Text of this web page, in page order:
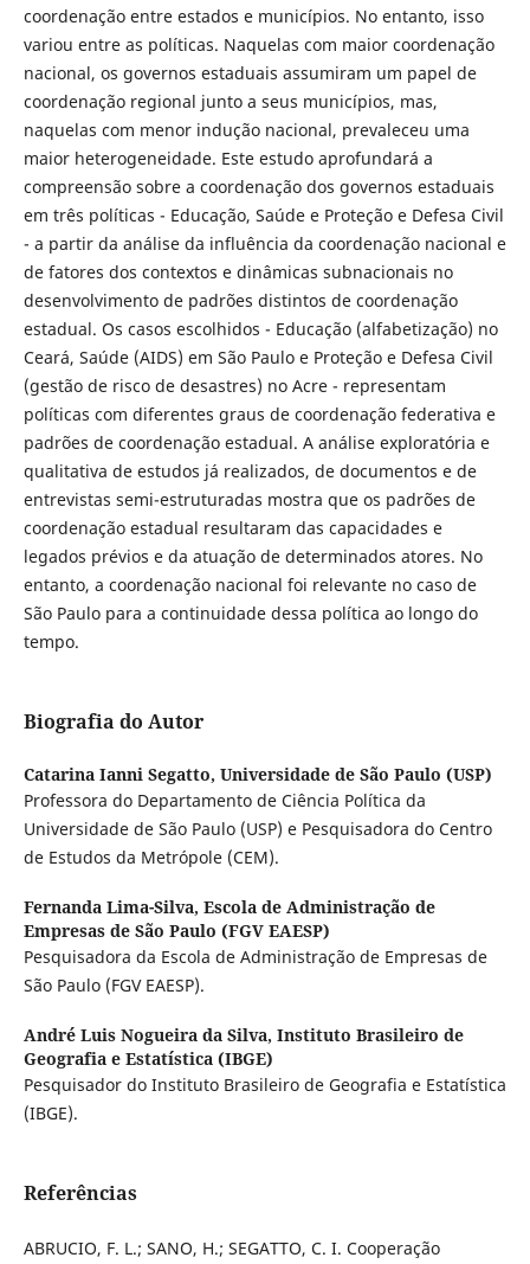
coordenação entre estados e municípios. No entanto, isso
variou entre as políticas. Naquelas com maior coordenação
nacional, os governos estaduais assumiram um papel de
coordenação regional junto a seus municípios, mas,
naquelas com menor indução nacional, prevaleceu uma
maior heterogeneidade. Este estudo aprofundará a
compreensão sobre a coordenação dos governos estaduais
em três políticas - Educação, Saúde e Proteção e Defesa Civil
- a partir da análise da influência da coordenação nacional e
de fatores dos contextos e dinâmicas subnacionais no
desenvolvimento de padrões distintos de coordenação
estadual. Os casos escolhidos - Educação (alfabetização) no
Ceará, Saúde (AIDS) em São Paulo e Proteção e Defesa Civil
(gestão de risco de desastres) no Acre - representam
políticas com diferentes graus de coordenação federativa e
padrões de coordenação estadual. A análise exploratória e
qualitativa de estudos já realizados, de documentos e de
entrevistas semi-estruturadas mostra que os padrões de
coordenação estadual resultaram das capacidades e
legados prévios e da atuação de determinados atores. No
entanto, a coordenação nacional foi relevante no caso de
São Paulo para a continuidade dessa política ao longo do
tempo.
Biografia do Autor
Catarina Ianni Segatto, Universidade de São Paulo (USP)
Professora do Departamento de Ciência Política da
Universidade de São Paulo (USP) e Pesquisadora do Centro
de Estudos da Metrópole (CEM).
Fernanda Lima-Silva, Escola de Administração de
Empresas de São Paulo (FGV EAESP)
Pesquisadora da Escola de Administração de Empresas de
São Paulo (FGV EAESP).
André Luis Nogueira da Silva, Instituto Brasileiro de
Geografia e Estatística (IBGE)
Pesquisador do Instituto Brasileiro de Geografia e Estatística
(IBGE).
Referências
ABRUCIO, F. L.; SANO, H.; SEGATTO, C. I. Cooperação